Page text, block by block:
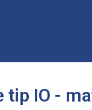
tip IO -